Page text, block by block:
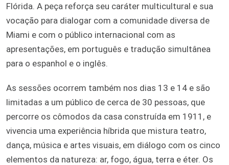
Flórida. A peça reforça seu caráter multicultural e sua
vocação para dialogar com a comunidade diversa de
Miami e com o público internacional com as
apresentações, em português e tradução simultânea
para o espanhol e o inglês.
As sessões ocorrem também nos dias 13 e 14 e são
limitadas a um público de cerca de 30 pessoas, que
percorre os cômodos da casa construída em 1911, e
vivencia uma experiência híbrida que mistura teatro,
dança, música e artes visuais, em diálogo com os cinco
elementos da natureza: ar, fogo, água, terra e éter. Os